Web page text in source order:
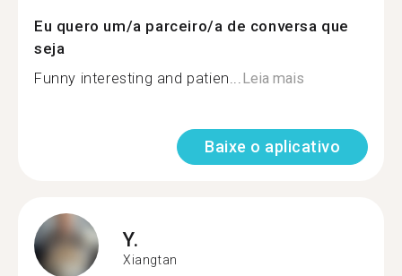
Eu quero um/a parceiro/a de conversa que
seja
Funny interesting and patien...Leia mais
Baixe o aplicativo
Y.
Xiangtan